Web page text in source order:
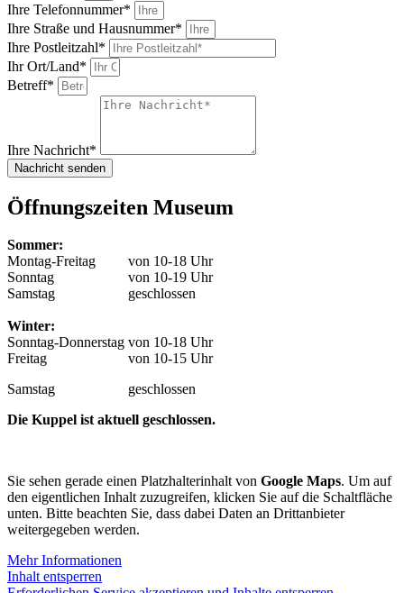
Ihre Telefonnummer*
Ihre Straße und Hausnummer*
Ihre Postleitzahl*
Ihr Ort/Land*
Betreff*
Ihre Nachricht*
Nachricht senden
Öffnungszeiten Museum
Sommer:
Montag-Freitag
von 10-18 Uhr
Sonntag
von 10-19 Uhr
Samstag
geschlossen
Winter:
Sonntag-Donnerstag von 10-18 Uhr
Freitag
von 10-15 Uhr
Samstag
geschlossen
Die Kuppel ist aktuell geschlossen.
Sie sehen gerade einen Platzhalterinhalt von Google Maps. Um auf
den eigentlichen Inhalt zuzugreifen, klicken Sie auf die Schaltfläche
unten. Bitte beachten Sie, dass dabei Daten an Drittanbieter
weitergegeben werden.
Mehr Informationen
Inhalt entsperren